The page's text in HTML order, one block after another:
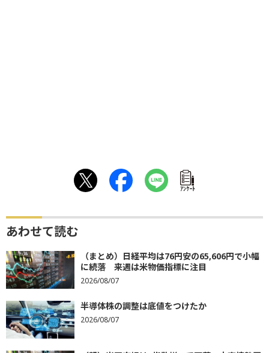
ｱﾝｹｰﾄ
あわせて読む
（まとめ）日経平均は76円安の65,606円で小幅
に続落 来週は米物価指標に注目
2026/08/07
半導体株の調整は底値をつけたか
2026/08/07